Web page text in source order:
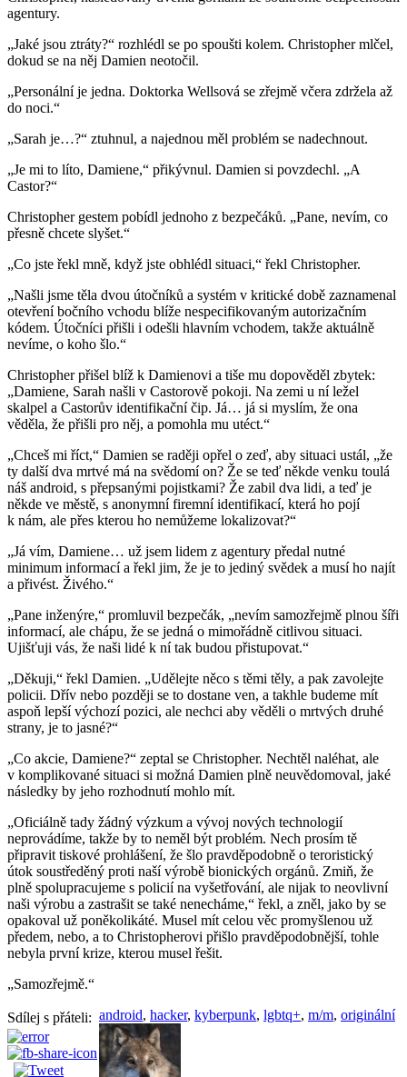
agentury.
„Jaké jsou ztráty?“ rozhlédl se po spoušti kolem. Christopher mlčel,
dokud se na něj Damien neotočil.
„Personální je jedna. Doktorka Wellsová se zřejmě včera zdržela až
do noci.“
„Sarah je…?“ ztuhnul, a najednou měl problém se nadechnout.
„Je mi to líto, Damiene,“ přikývnul. Damien si povzdechl. „A
Castor?“
Christopher gestem pobídl jednoho z bezpečáků. „Pane, nevím, co
přesně chcete slyšet.“
„Co jste řekl mně, když jste obhlédl situaci,“ řekl Christopher.
„Našli jsme těla dvou útočníků a systém v kritické době zaznamenal
otevření bočního vchodu blíže nespecifikovaným autorizačním
kódem. Útočníci přišli i odešli hlavním vchodem, takže aktuálně
nevíme, o koho šlo.“
Christopher přišel blíž k Damienovi a tiše mu dopověděl zbytek:
„Damiene, Sarah našli v Castorově pokoji. Na zemi u ní ležel
skalpel a Castorův identifikační čip. Já… já si myslím, že ona
věděla, že přišli pro něj, a pomohla mu utéct.“
„Chceš mi říct,“ Damien se raději opřel o zeď, aby situaci ustál, „že
ty další dva mrtvé má na svědomí on? Že se teď někde venku toulá
náš android, s přepsanými pojistkami? Že zabil dva lidi, a teď je
někde ve městě, s anonymní firemní identifikací, která ho pojí
k nám, ale přes kterou ho nemůžeme lokalizovat?“
„Já vím, Damiene… už jsem lidem z agentury předal nutné
minimum informací a řekl jim, že je to jediný svědek a musí ho najít
a přivést. Živého.“
„Pane inženýre,“ promluvil bezpečák, „nevím samozřejmě plnou šíři
informací, ale chápu, že se jedná o mimořádně citlivou situaci.
Ujišťuji vás, že naši lidé k ní tak budou přistupovat.“
„Děkuji,“ řekl Damien. „Udělejte něco s těmi těly, a pak zavolejte
policii. Dřív nebo později se to dostane ven, a takhle budeme mít
aspoň lepší výchozí pozici, ale nechci aby věděli o mrtvých druhé
strany, je to jasné?“
„Co akcie, Damiene?“ zeptal se Christopher. Nechtěl naléhat, ale
v komplikované situaci si možná Damien plně neuvědomoval, jaké
následky by jeho rozhodnutí mohlo mít.
„Oficiálně tady žádný výzkum a vývoj nových technologií
neprovádíme, takže by to neměl být problém. Nech prosím tě
připravit tiskové prohlášení, že šlo pravděpodobně o teroristický
útok soustředěný proti naší výrobě bionických orgánů. Zmiň, že
plně spolupracujeme s policií na vyšetřování, ale nijak to neovlivní
naši výrobu a zastrašit se také nenecháme,“ řekl, a zněl, jako by se
opakoval už poněkolikáté. Musel mít celou věc promyšlenou už
předem, nebo, a to Christopherovi přišlo pravděpodobnější, tohle
nebyla první krize, kterou musel řešit.
„Samozřejmě.“
Sdílej s přáteli: android, hacker, kyberpunk, lgbtq+, m/m, originální